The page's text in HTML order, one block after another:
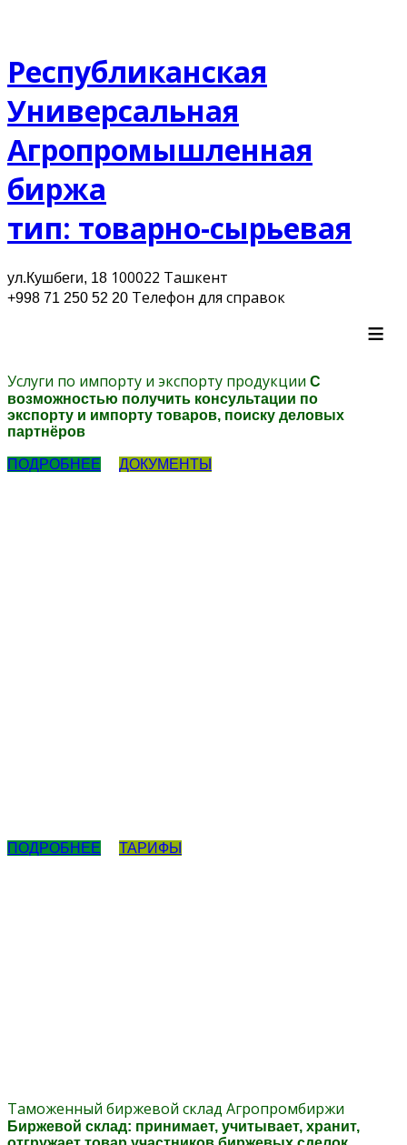
Республиканская
Универсальная
Агропромышленная
биржа
тип: товарно-сырьевая
ул.Кушбеги, 18 100022 Ташкент
+998 71 250 52 20 Телефон для cправок
≡
Услуги по импорту и экспорту продукции С
возможностью получить консультации по
экспорту и импорту товаров, поиску деловых
партнёров
ПОДРОБНЕЕ ДОКУМЕНТЫ
ПОДРОБНЕЕ ТАРИФЫ
Таможенный биржевой склад Агропромбиржи
Биржевой склад: принимает, учитывает, хранит,